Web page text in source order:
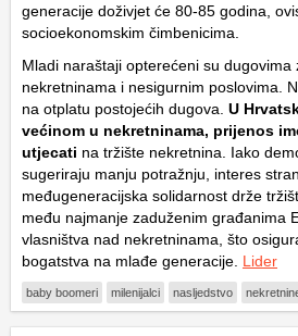
generacije doživjet će 80-85 godina,
socioekonomskim čimbenicima.
Mladi naraštaji opterećeni su dugovima
nekretninama i nesigurnim poslovima.
na otplatu postojećih dugova. U
većinom u nekretninama, prijenos
utjecati na tržište nekretnina. Iako
sugeriraju manju potražnju, interes
međugeneracijska solidarnost drže
među najmanje zaduženim građanima
vlasništva nad nekretninama, što
bogatstva na mlađe generacije. Lider
baby boomeri milenijalci nasljedstvo